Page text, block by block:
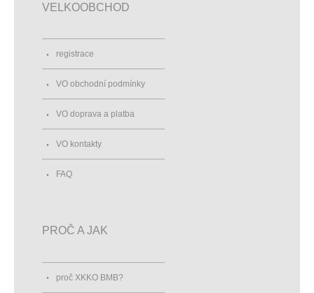
VELKOOBCHOD
registrace
VO obchodní podmínky
VO doprava a platba
VO kontakty
FAQ
PROČ A JAK
proč XKKO BMB?